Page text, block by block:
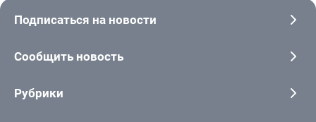
Подписаться на новости
Сообщить новость
Рубрики